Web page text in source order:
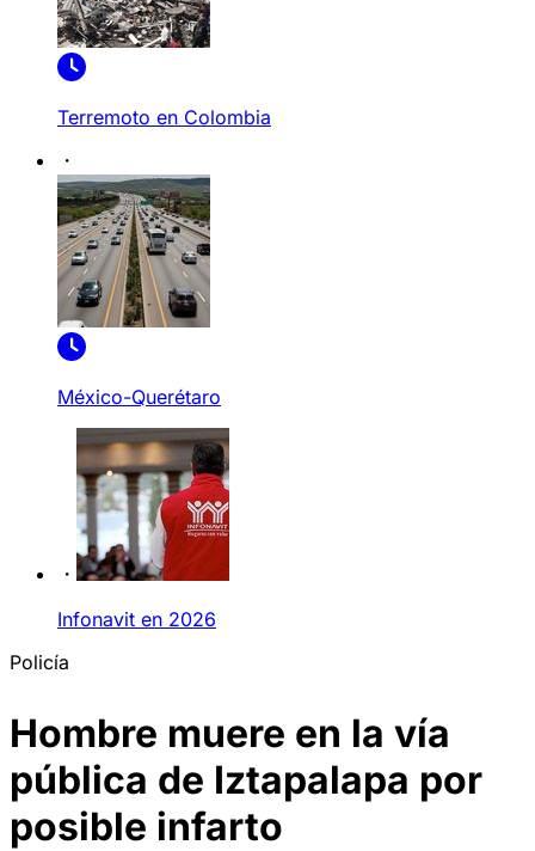
Terremoto en Colombia
México-Querétaro
Infonavit en 2026
Policía
Hombre muere en la vía
pública de Iztapalapa por
posible infarto